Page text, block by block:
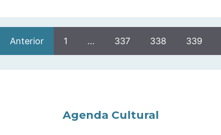
Anterior 1 … 337 338 339
Agenda Cultural